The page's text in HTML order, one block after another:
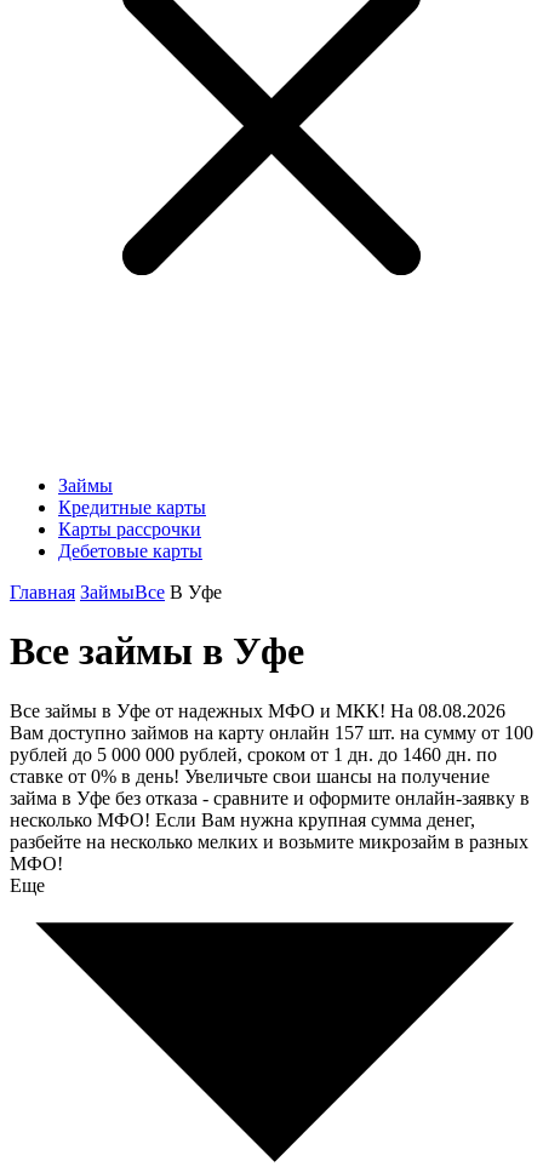
Займы
Кредитные карты
Карты рассрочки
Дебетовые карты
Главная ЗаймыВсе В Уфе
Все займы в Уфе
Все займы в Уфе от надежных МФО и МКК! На 08.08.2026
Вам доступно займов на карту онлайн 157 шт. на сумму от 100
рублей до 5 000 000 рублей, сроком от 1 дн. до 1460 дн. по
ставке от 0% в день! Увеличьте свои шансы на получение
займа в Уфе без отказа - сравните и оформите онлайн-заявку в
несколько МФО! Если Вам нужна крупная сумма денег,
разбейте на несколько мелких и возьмите микрозайм в разных
МФО!
Еще